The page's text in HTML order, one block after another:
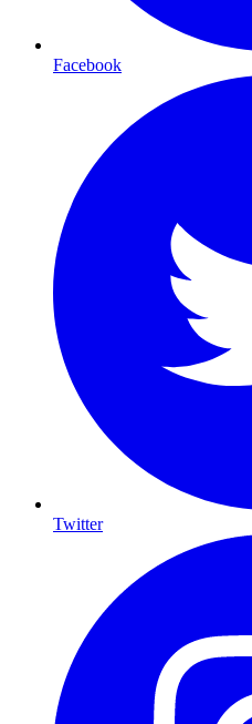
Facebook
Twitter